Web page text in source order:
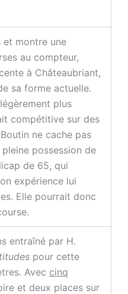
et montre une
au compteur,
à Châteaubriant,
sa forme actuelle.
plus
compétitive sur des
ne cache pas
possession de
de 65, qui
expérience lui
Elle pourrait donc
entraîné par H.
pour cette
Avec cinq
et deux places sur